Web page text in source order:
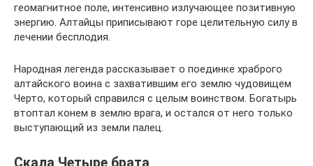
геомагнитное поле, интенсивно излучающее позитивную
энергию. Алтайцы приписывают горе целительную силу в
лечении бесплодия.
Народная легенда рассказывает о поединке храброго
алтайского воина с захватившим его землю чудовищем
Черто, который справился с целым воинством. Богатырь
втоптал конем в землю врага, и остался от него только
выступающий из земли палец.
Скала Четыре брата